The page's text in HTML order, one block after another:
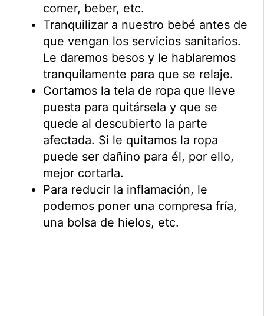
comer, beber, etc.
Tranquilizar a nuestro bebé antes de
que vengan los servicios sanitarios.
Le daremos besos y le hablaremos
tranquilamente para que se relaje.
Cortamos la tela de ropa que lleve
puesta para quitársela y que se
quede al descubierto la parte
afectada. Si le quitamos la ropa
puede ser dañino para él, por ello,
mejor cortarla.
Para reducir la inflamación, le
podemos poner una compresa fría,
una bolsa de hielos, etc.